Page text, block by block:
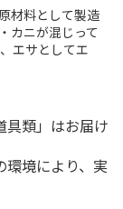
材料として製造
カニが混じって
エサとしてエ
具類」はお届け
環境により、実